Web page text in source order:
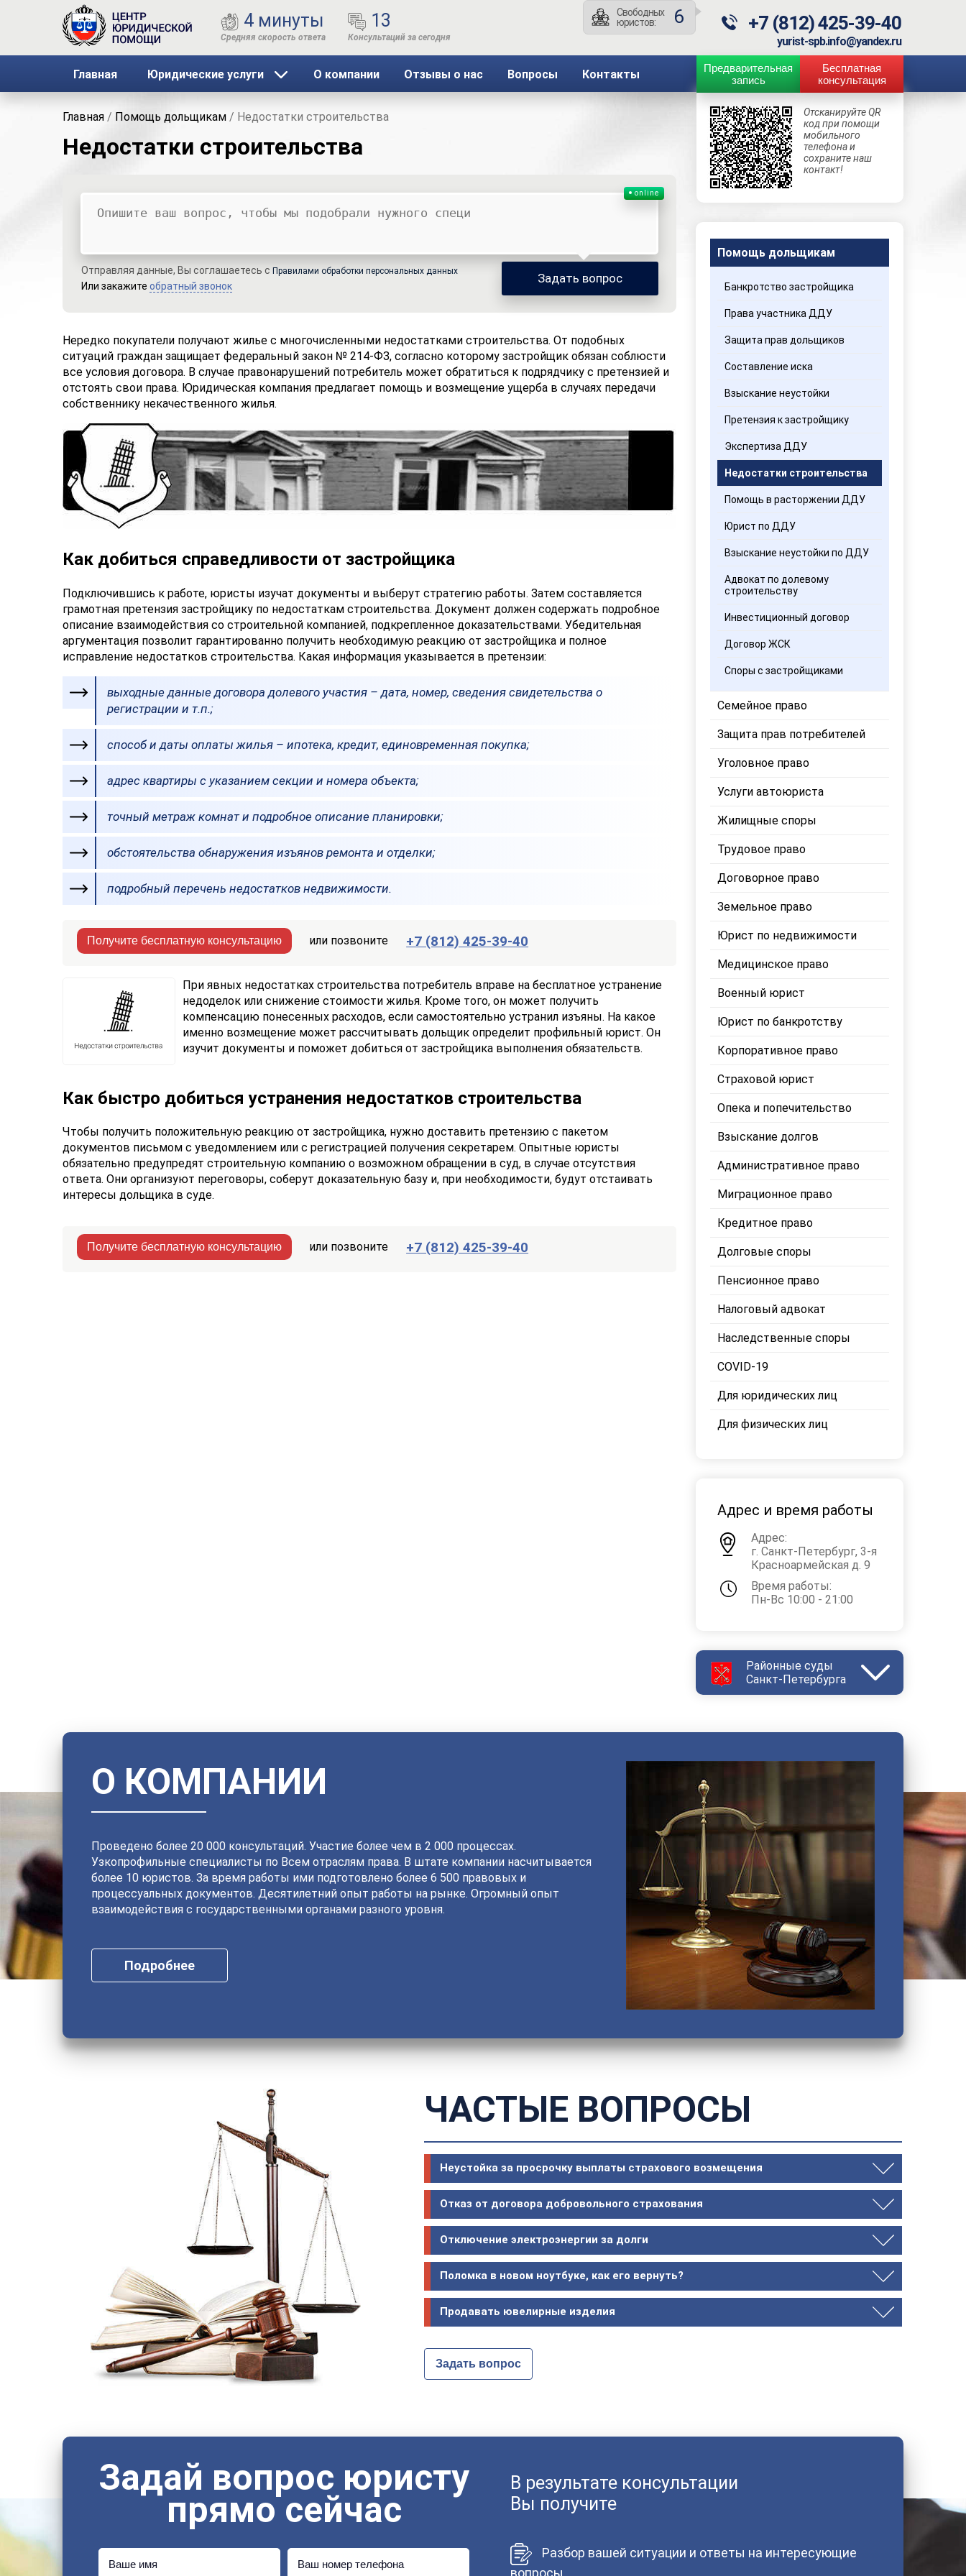
4 минуты 13
Свободных
юристов:
6 +7 (812) 425-39-40
yurist-spb.info@yandex.ru
Главная Юридические услуги О компании Отзывы о нас Вопросы Контакты
Предварительная
запись
Бесплатная
консультация
Главная / Помощь дольщикам / Недостатки строительства
Недостатки строительства
online
Отправляя данные, Вы соглашаетесь с Правилами обработки персональных данных
Или закажите обратный звонок
Задать вопрос
Нередко покупатели получают жилье с многочисленными недостатками строительства. От подобных
ситуаций граждан защищает федеральный закон № 214-ФЗ, согласно которому застройщик обязан соблюсти
все условия договора. В случае правонарушений потребитель может обратиться к подрядчику с претензией и
отстоять свои права. Юридическая компания предлагает помощь и возмещение ущерба в случаях передачи
собственнику некачественного жилья.
Как добиться справедливости от застройщика
Подключившись к работе, юристы изучат документы и выберут стратегию работы. Затем составляется
грамотная претензия застройщику по недостаткам строительства. Документ должен содержать подробное
описание взаимодействия со строительной компанией, подкрепленное доказательствами. Убедительная
аргументация позволит гарантированно получить необходимую реакцию от застройщика и полное
исправление недостатков строительства. Какая информация указывается в претензии:
выходные данные договора долевого участия – дата, номер, сведения свидетельства о
регистрации и т.п.;
способ и даты оплаты жилья – ипотека, кредит, единовременная покупка;
адрес квартиры с указанием секции и номера объекта;
точный метраж комнат и подробное описание планировки;
обстоятельства обнаружения изъянов ремонта и отделки;
подробный перечень недостатков недвижимости.
Получите бесплатную консультацию или позвоните +7 (812) 425-39-40
При явных недостатках строительства потребитель вправе на бесплатное устранение
недоделок или снижение стоимости жилья. Кроме того, он может получить
компенсацию понесенных расходов, если самостоятельно устранил изъяны. На какое
именно возмещение может рассчитывать дольщик определит профильный юрист. Он
изучит документы и поможет добиться от застройщика выполнения обязательств.
Как быстро добиться устранения недостатков строительства
Чтобы получить положительную реакцию от застройщика, нужно доставить претензию с пакетом
документов письмом с уведомлением или с регистрацией получения секретарем. Опытные юристы
обязательно предупредят строительную компанию о возможном обращении в суд, в случае отсутствия
ответа. Они организуют переговоры, соберут доказательную базу и, при необходимости, будут отстаивать
интересы дольщика в суде.
Получите бесплатную консультацию или позвоните +7 (812) 425-39-40
Отсканируйте QR
код при помощи
мобильного
телефона и
сохраните наш
контакт!
Помощь дольщикам
Банкротство застройщика
Права участника ДДУ
Защита прав дольщиков
Составление иска
Взыскание неустойки
Претензия к застройщику
Экспертиза ДДУ
Недостатки строительства
Помощь в расторжении ДДУ
Юрист по ДДУ
Взыскание неустойки по ДДУ
Адвокат по долевому
строительству
Инвестиционный договор
Договор ЖСК
Споры с застройщиками
Семейное право
Защита прав потребителей
Уголовное право
Услуги автоюриста
Жилищные споры
Трудовое право
Договорное право
Земельное право
Юрист по недвижимости
Медицинское право
Военный юрист
Юрист по банкротству
Корпоративное право
Страховой юрист
Опека и попечительство
Взыскание долгов
Административное право
Миграционное право
Кредитное право
Долговые споры
Пенсионное право
Налоговый адвокат
Наследственные споры
COVID-19
Для юридических лиц
Для физических лиц
Адрес и время работы
Адрес:
г. Санкт-Петербург, 3-я
Красноармейская д. 9
Время работы:
Пн-Вс 10:00 - 21:00
Районные суды
Санкт-Петербурга
Калининский
Кировский
Колпинский
Красногвардейский
Ленинский
Октябрьский
Петроградский
Петродворцовый
Приморский
Пушкинский
Смольнинский
Фрунзенский
О КОМПАНИИ
Проведено более 20 000 консультаций. Участие более чем в 2 000 процессах.
Узкопрофильные специалисты по Всем отраслям права. В штате компании насчитывается
более 10 юристов. За время работы ими подготовлено более 6 500 правовых и
процессуальных документов. Десятилетний опыт работы на рынке. Огромный опыт
взаимодействия с государственными органами разного уровня.
Подробнее
ЧАСТЫЕ ВОПРОСЫ
Неустойка за просрочку выплаты страхового возмещения
Отказ от договора добровольного страхования
Отключение электроэнергии за долги
Поломка в новом ноутбуке, как его вернуть?
Продавать ювелирные изделия
Задать вопрос
Задай вопрос юристу
прямо сейчас
Ваше имя Ваш номер телефона
В результате консультации
Вы получите
Разбор вашей ситуации и ответы на интересующие
вопросы